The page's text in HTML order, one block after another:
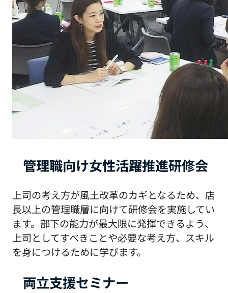
管理職向け女性活躍推進研修会
上司の考え方が風土改革のカギとなるため、店
長以上の管理職層に向けて研修会を実施してい
ます。部下の能力が最大限に発揮できるよう、
上司としてすべきことや必要な考え方、スキル
を身につけるために学びます。
両立支援セミナー